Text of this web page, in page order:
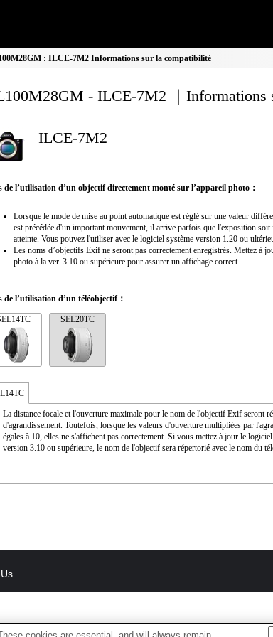
: ILCE-7M2 Informations sur la compatibilité
- ILCE-7M2 ｜Informations
ILCE-7M2
de l’utilisation d’un objectif directement monté sur l’appareil photo：
Lorsque le mode de mise au point automatique est réglé sur une valeur
est précédée d'un important mouvement, il arrive parfois que l'exposition
atteinte. Vous pouvez l'utiliser avec le logiciel système version 1.20 ou
Les noms d’objectifs Exif ne seront pas correctement enregistrés. Mettez à
photo à la ver. 3.10 ou supérieure pour assurer un affichage correct.
de l’utilisation d’un téléobjectif：
SEL20TC
La distance focale et l'ouverture maximale pour le nom de l'objectif Exif seront
d'agrandissement. Toutefois, lorsque les valeurs d'ouverture multipliées par
égales à 10, elles ne s'affichent pas correctement. Si vous mettez à jour le
version 3.10 ou supérieure, le nom de l'objectif sera répertorié avec le nom du